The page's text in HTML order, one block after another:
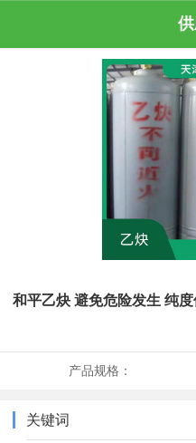
和平乙炔 避免危险发生 纯
产品规格：
关键词